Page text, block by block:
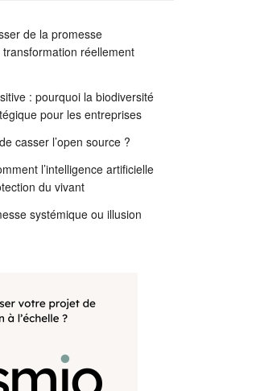
de la promesse
réellement
: pourquoi la biodiversité
pour les entreprises
casser l’open source ?
l’intelligence artificielle
du vivant
systémique ou illusion